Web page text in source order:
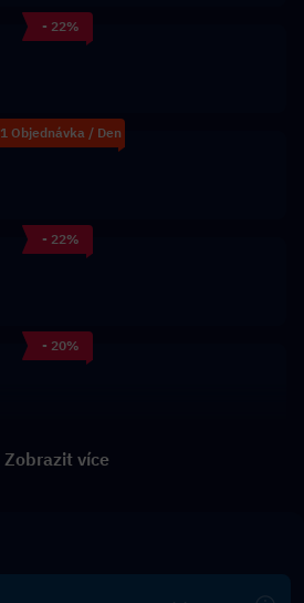
- 22%
1 Objednávka / Den
- 22%
- 20%
Zobrazit více